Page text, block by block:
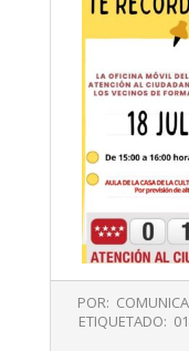
POR:
ETIQUETADO: